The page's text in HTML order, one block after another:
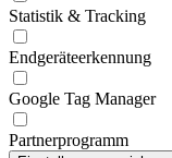
Statistik & Tracking
Endgeräteerkennung
Google Tag Manager
Partnerprogramm